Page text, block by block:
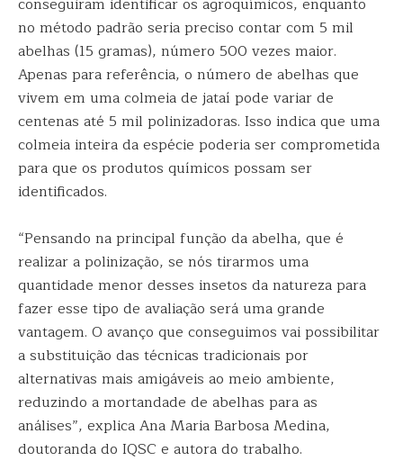
no método padrão seria preciso contar com 5 mil
abelhas (15 gramas), número 500 vezes maior.
Apenas para referência, o número de abelhas que
vivem em uma colmeia de jataí pode variar de
centenas até 5 mil polinizadoras. Isso indica que uma
colmeia inteira da espécie poderia ser comprometida
para que os produtos químicos possam ser
identificados.
“Pensando na principal função da abelha, que é
realizar a polinização, se nós tirarmos uma
quantidade menor desses insetos da natureza para
fazer esse tipo de avaliação será uma grande
vantagem. O avanço que conseguimos vai possibilitar
a substituição das técnicas tradicionais por
alternativas mais amigáveis ao meio ambiente,
reduzindo a mortandade de abelhas para as
análises”, explica Ana Maria Barbosa Medina,
doutoranda do IQSC e autora do trabalho.